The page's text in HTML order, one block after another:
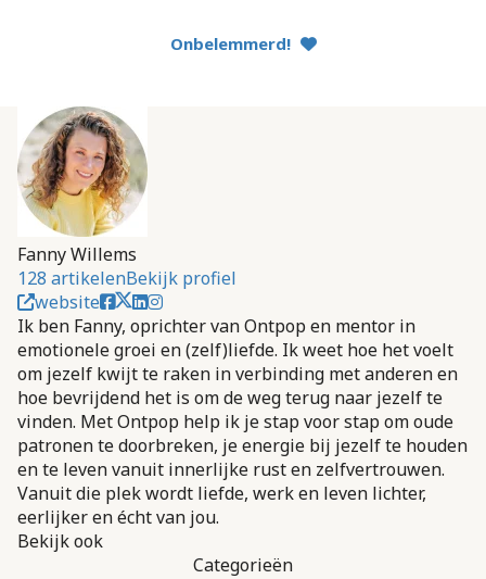
Onbelemmerd!
Fanny Willems
128 artikelenBekijk profiel
website
Ik ben Fanny, oprichter van Ontpop en mentor in
emotionele groei en (zelf)liefde. Ik weet hoe het voelt
om jezelf kwijt te raken in verbinding met anderen en
hoe bevrijdend het is om de weg terug naar jezelf te
vinden. Met Ontpop help ik je stap voor stap om oude
patronen te doorbreken, je energie bij jezelf te houden
en te leven vanuit innerlijke rust en zelfvertrouwen.
Vanuit die plek wordt liefde, werk en leven lichter,
eerlijker en écht van jou.
Bekijk ook
Categorieën